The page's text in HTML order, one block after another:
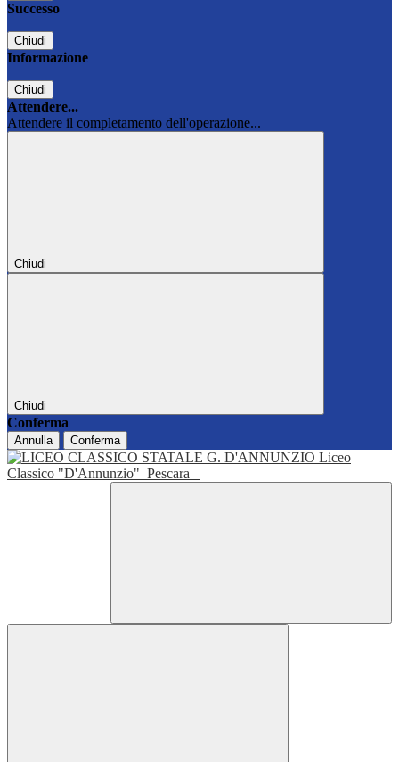
Successo
Chiudi
Informazione
Chiudi
Attendere...
Attendere il completamento dell'operazione...
Chiudi
Chiudi
Conferma
Annulla Conferma
Liceo
Classico "D'Annunzio" Pescara